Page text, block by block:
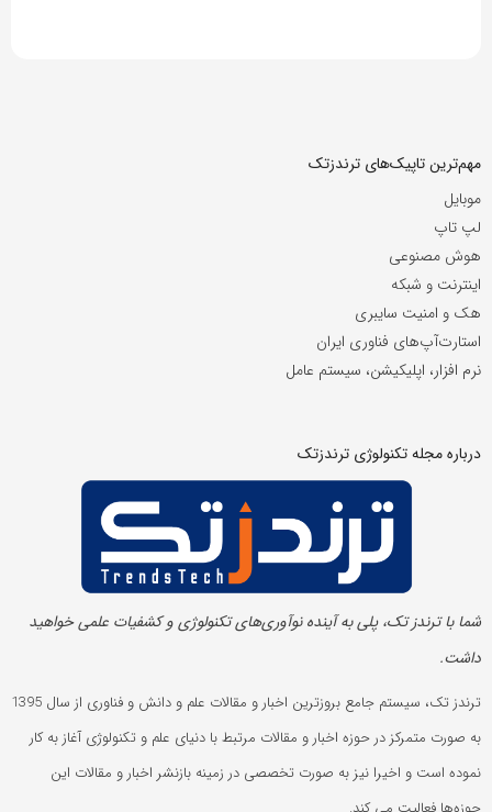
مهم‌ترین تاپیک‌های ترندزتک
موبایل
لپ تاپ
هوش مصنوعی
اینترنت و شبکه
هک و امنیت سایبری
استارت‌آپ‌های فناوری ایران
نرم افزار، اپلیکیشن، سیستم عامل
درباره مجله تکنولوژی ترندزتک
شما با ترندز تک، پلی به آینده‌ نوآوری‌های تکنولوژی و کشفیات علمی خواهید
داشت.
ترندز تک، سیستم جامع بروزترین اخبار و مقالات علم و دانش و فناوری از سال 1395
به صورت متمرکز در حوزه اخبار و مقالات مرتبط با دنیای علم و تکنولوژی آغاز به کار
نموده است و اخیرا نیز به صورت تخصصی در زمینه بازنشر اخبار و مقالات این